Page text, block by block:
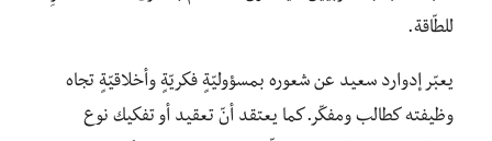
للطّاقة.
يعبّر إدوارد سعيد عن شعوره بمسؤوليّةٍ فكريّةٍ وأخلاقيّةٍ تجاه
وظيفته كطالب ومفكّر.كما يعتقد أنّ تعقيد أو تفكيك نوع